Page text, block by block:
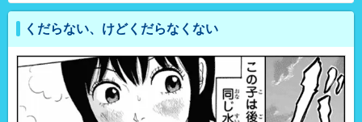
くだらない、けどくだらなくない